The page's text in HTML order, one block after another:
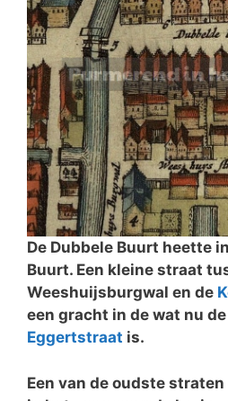
De Dubbele Buurt heette
Buurt. Een kleine straat
Weeshuijsburgwal en de
een gracht in de wat nu de
Eggertstraat is.
Een van de oudste